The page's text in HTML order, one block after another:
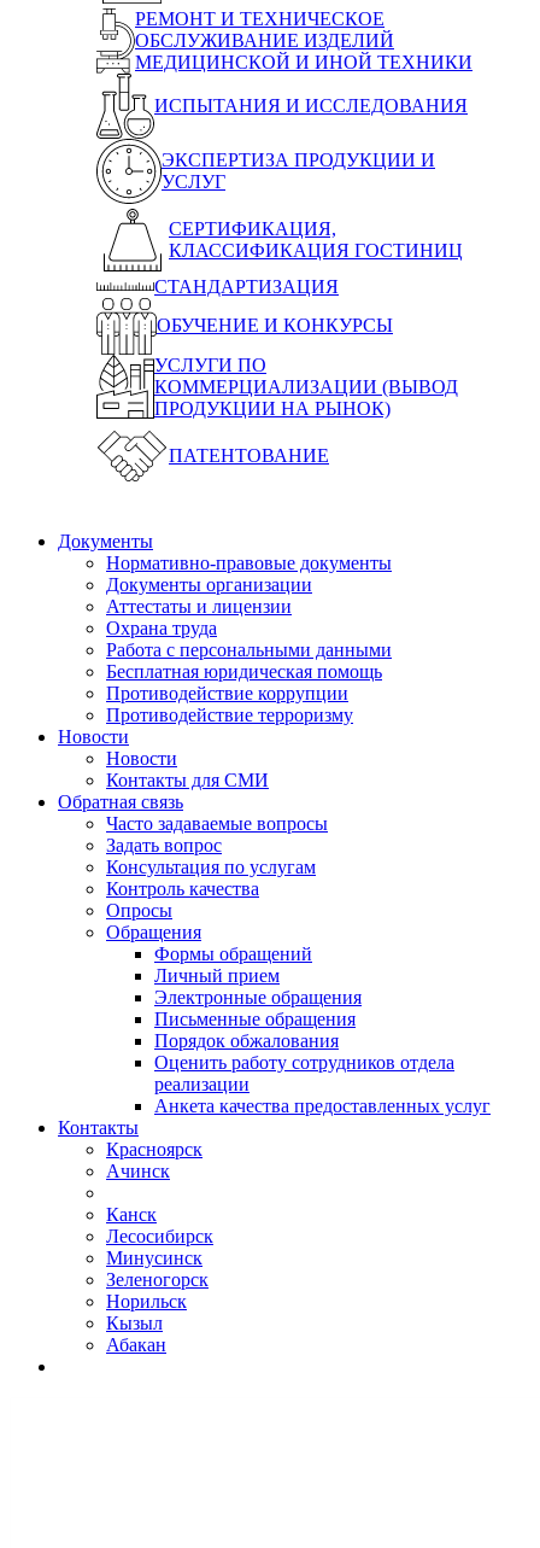
РЕМОНТ И ТЕХНИЧЕСКОЕ
ОБСЛУЖИВАНИЕ ИЗДЕЛИЙ
МЕДИЦИНСКОЙ И ИНОЙ ТЕХНИКИ
ИСПЫТАНИЯ И ИССЛЕДОВАНИЯ
ЭКСПЕРТИЗА ПРОДУКЦИИ И
УСЛУГ
СЕРТИФИКАЦИЯ,
КЛАССИФИКАЦИЯ ГОСТИНИЦ
СТАНДАРТИЗАЦИЯ
ОБУЧЕНИЕ И КОНКУРСЫ
УСЛУГИ ПО
КОММЕРЦИАЛИЗАЦИИ (ВЫВОД
ПРОДУКЦИИ НА РЫНОК)
ПАТЕНТОВАНИЕ
Документы
Нормативно-правовые документы
Документы организации
Аттестаты и лицензии
Охрана труда
Работа с персональными данными
Бесплатная юридическая помощь
Противодействие коррупции
Противодействие терроризму
Новости
Новости
Контакты для СМИ
Обратная связь
Часто задаваемые вопросы
Задать вопрос
Консультация по услугам
Контроль качества
Опросы
Обращения
Формы обращений
Личный прием
Электронные обращения
Письменные обращения
Порядок обжалования
Оценить работу сотрудников отдела
реализации
Анкета качества предоставленных услуг
Контакты
Красноярск
Ачинск
Канск
Лесосибирск
Минусинск
Зеленогорск
Норильск
Кызыл
Абакан